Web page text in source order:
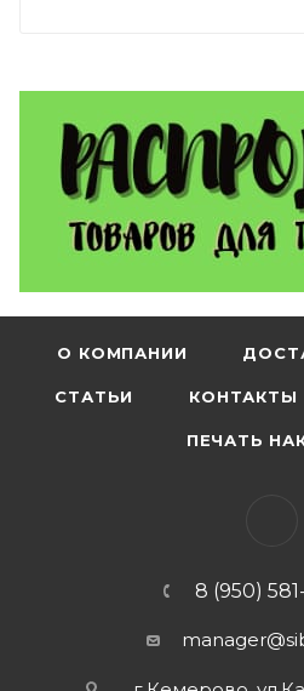
О КОМПАНИИ
СТАТЬИ КОНТАКТЫ
ПЕЧАТЬ
8 (950)